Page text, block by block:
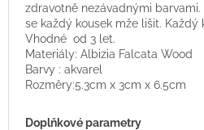
zdravotně nezávadnými
se každý kousek mže lišit. Každý
Vhodné od 3 let.
Materiály: Albizia Falcata Wood
Barvy : akvarel
Rozměry:5.3cm x 3cm x 6.5cm
Doplňkové parametry